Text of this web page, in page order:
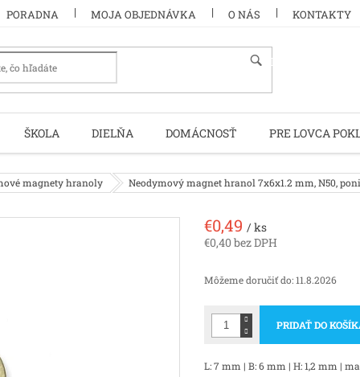
PORADNA MOJA OBJEDNÁVKA O NÁS KONTAKTY
HĽADAŤ
ŠKOLA DIELŇA DOMÁCNOSŤ PRE LOVCA
magnety hranoly Neodymový magnet hranol 7x6x1.2 mm, N50,
€0,49 / ks
€0,40 bez DPH
cena:
Môžeme doručiť do:11.8.2026
PRIDAŤ DO
L: 7 mm | B: 6 mm | H: 1,2 mm |